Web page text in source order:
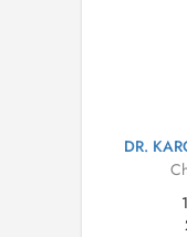
Grand
pratiquons
DR.